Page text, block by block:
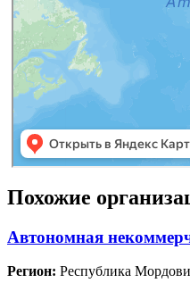
Похожие
Автономная
Регион: Республика